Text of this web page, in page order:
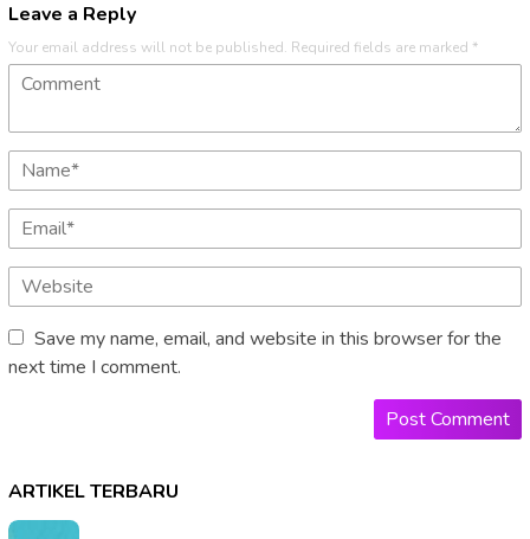
Leave a Reply
Your email address will not be published. Required fields are marked *
Save my name, email, and website in this browser for the
next time I comment.
ARTIKEL TERBARU